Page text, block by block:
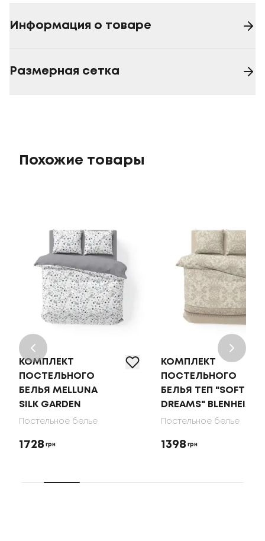
Информация о товаре
Размерная сетка
Похожие товары
КОМПЛЕКТ
ПОСТЕЛЬНОГО
БЕЛЬЯ MELLUNA
SILK GARDEN
Постельное белье
1728 грн
КОМПЛЕКТ
ПОСТЕЛЬНОГО
БЕЛЬЯ ТЕП "SOFT
DREAMS" BLENHEIM
Постельное белье
1398 грн